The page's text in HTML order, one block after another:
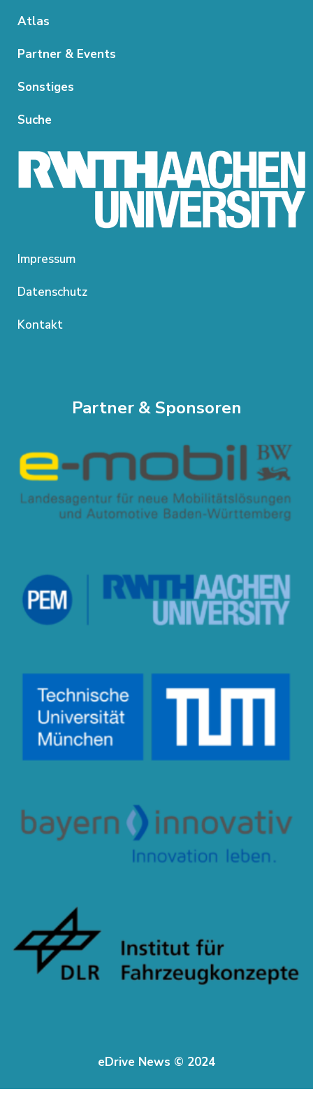
Atlas
Partner & Events
Sonstiges
Suche
Impressum
Datenschutz
Kontakt
Partner & Sponsoren
eDrive News © 2024